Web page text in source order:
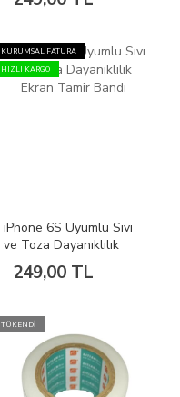
KURUMSAL FATURA
HIZLI KARGO
iPhone 6S Uyumlu Sıvı
ve Toza Dayanıklılık
Ekran Tamir Bandı
249,00 TL
TÜKENDİ